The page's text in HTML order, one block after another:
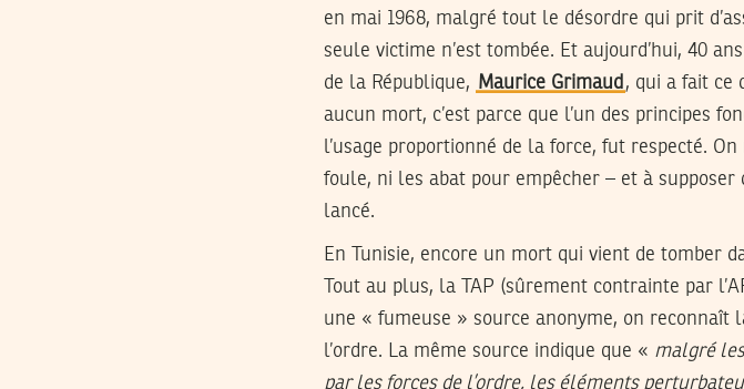
en mai 1968, malgré tout le désordre qui prit
seule victime n’est tombée. Et aujourd’hui, 40
de la République, Maurice Grimaud , qui a fait ce
aucun mort, c’est parce que l’un des principes
l’usage proportionné de la force, fut respecté.
foule, ni les abat pour empêcher – et à
lancé.
En Tunisie, encore un mort qui vient de tomber
Tout au plus, la TAP (sûrement contrainte par
une « fumeuse » source anonyme, on
l’ordre. La même source indique que « malgré
par les forces de l’ordre, les éléments